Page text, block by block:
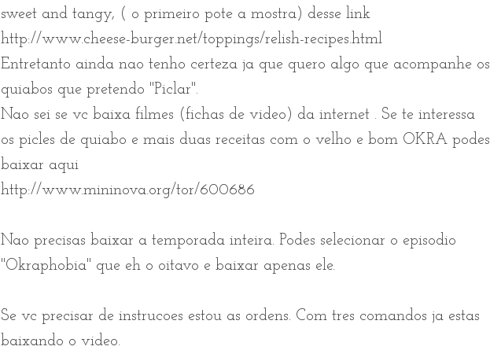
sweet and tangy, ( o primeiro pote a mostra) desse link
http://www.cheese-burger.net/toppings/relish-recipes.html
Entretanto ainda nao tenho certeza ja que quero algo que acompanhe os
quiabos que pretendo "Piclar".
Nao sei se vc baixa filmes (fichas de video) da internet . Se te interessa
os picles de quiabo e mais duas receitas com o velho e bom OKRA podes
baixar aqui
http://www.mininova.org/tor/600686
Nao precisas baixar a temporada inteira. Podes selecionar o episodio
"Okraphobia" que eh o oitavo e baixar apenas ele.
Se vc precisar de instrucoes estou as ordens. Com tres comandos ja estas
baixando o video.